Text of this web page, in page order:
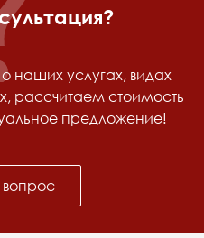
услугах, видах
рассчитаем стоимость
предложение!
вопрос